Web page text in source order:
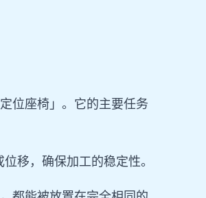
位座椅」。它的主要任务
移，确保加工的稳定性。